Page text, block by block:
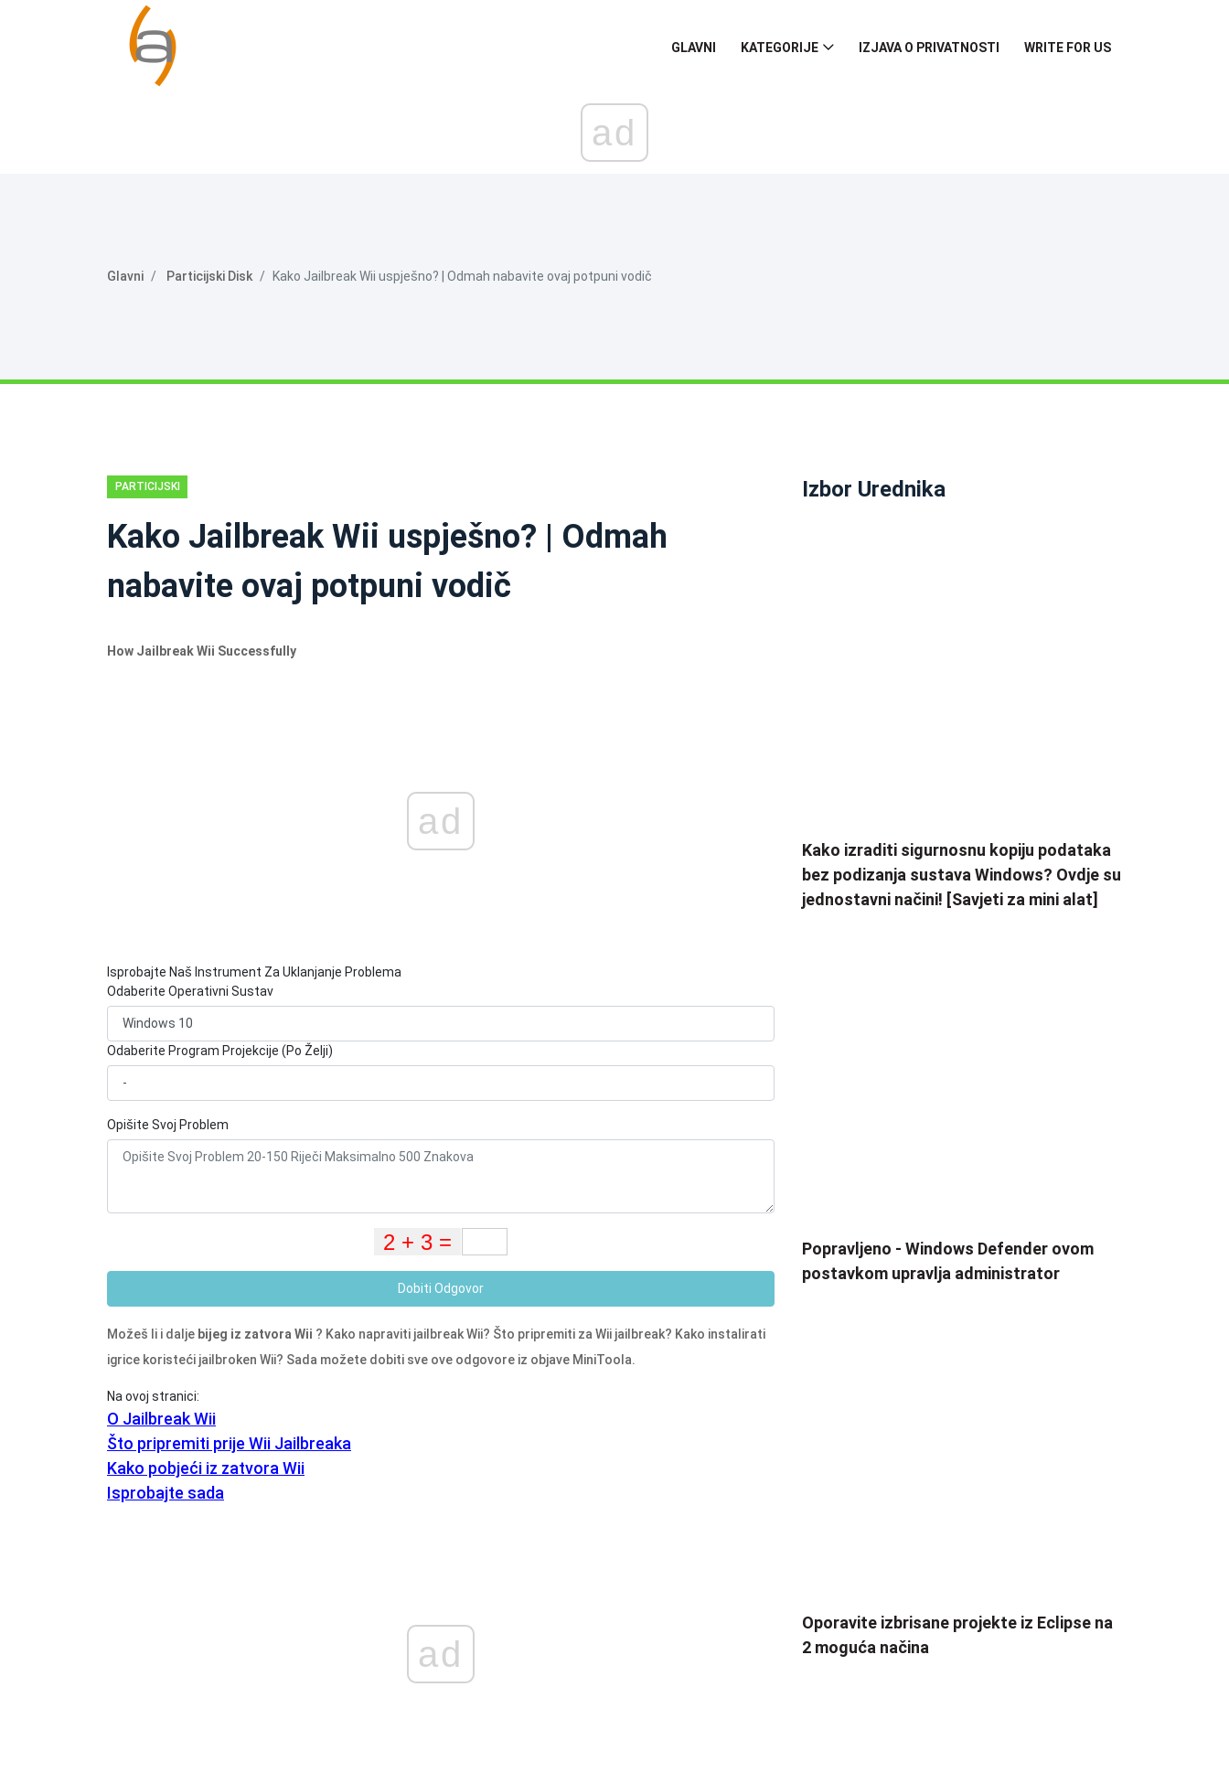
GLAVNI KATEGORIJE IZJAVA O PRIVATNOSTI WRITE FOR US
ad
Glavni Particijski Disk Kako Jailbreak Wii uspješno? | Odmah nabavite ovaj potpuni vodič
PARTICIJSKI
Kako Jailbreak Wii uspješno? | Odmah
nabavite ovaj potpuni vodič
How Jailbreak Wii Successfully
ad
Isprobajte Naš Instrument Za Uklanjanje Problema
Odaberite Operativni Sustav
Odaberite Program Projekcije (Po Želji)
Opišite Svoj Problem
Dobiti Odgovor
Možeš li i dalje bijeg iz zatvora Wii ? Kako napraviti jailbreak Wii? Što pripremiti za Wii jailbreak? Kako instalirati
igrice koristeći jailbroken Wii? Sada možete dobiti sve ove odgovore iz objave MiniToola.
Na ovoj stranici:
O Jailbreak Wii
Što pripremiti prije Wii Jailbreaka
Kako pobjeći iz zatvora Wii
Isprobajte sada
ad
Izbor Urednika
Kako izraditi sigurnosnu kopiju podataka
bez podizanja sustava Windows? Ovdje su
jednostavni načini! [Savjeti za mini alat]
Popravljeno - Windows Defender ovom
postavkom upravlja administrator
Oporavite izbrisane projekte iz Eclipse na
2 moguća načina